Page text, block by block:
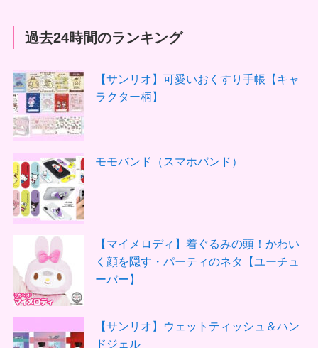
過去24時間のランキング
【サンリオ】可愛いおくすり手帳【キャ
ラクター柄】
モモバンド（スマホバンド）
【マイメロディ】着ぐるみの頭！かわい
く顔を隠す・パーティのネタ【ユーチュ
ーバー】
【サンリオ】ウェットティッシュ＆ハン
ドジェル